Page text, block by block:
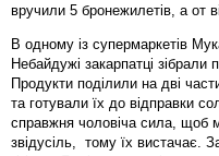
вручили 5 бронежилетів, а от
В одному із супермаркетів
Небайдужі закарпатці зібрали
Продукти поділили на дві
та готували їх до відправки
справжня чоловіча сила, щоб
звідусіль, тому їх вистачає.